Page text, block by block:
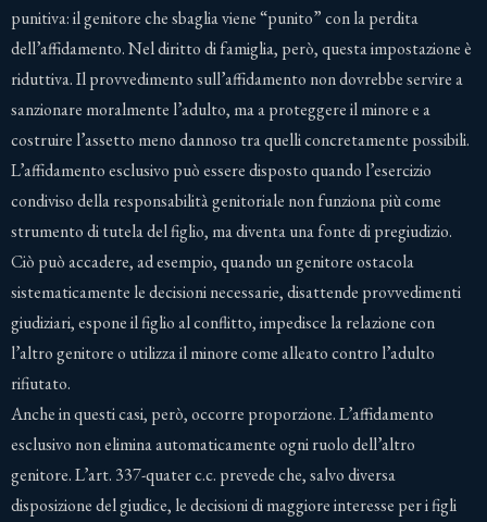
punitiva: il genitore che sbaglia viene “punito” con la perdita
dell’affidamento. Nel diritto di famiglia, però, questa impostazione è
riduttiva. Il provvedimento sull’affidamento non dovrebbe servire a
sanzionare moralmente l’adulto, ma a proteggere il minore e a
costruire l’assetto meno dannoso tra quelli concretamente possibili.
L’affidamento esclusivo può essere disposto quando l’esercizio
condiviso della responsabilità genitoriale non funziona più come
strumento di tutela del figlio, ma diventa una fonte di pregiudizio.
Ciò può accadere, ad esempio, quando un genitore ostacola
sistematicamente le decisioni necessarie, disattende provvedimenti
giudiziari, espone il figlio al conflitto, impedisce la relazione con
l’altro genitore o utilizza il minore come alleato contro l’adulto
rifiutato.
Anche in questi casi, però, occorre proporzione. L’affidamento
esclusivo non elimina automaticamente ogni ruolo dell’altro
genitore. L’art. 337-quater c.c. prevede che, salvo diversa
disposizione del giudice, le decisioni di maggiore interesse per i figli